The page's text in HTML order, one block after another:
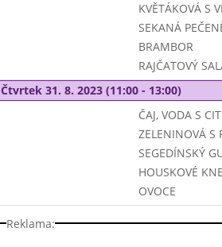
KVĚTÁKOVÁ S
SEKANÁ
BRAMBOR
RAJČATOVÝ
Čtvrtek 31. 8. 2023 (11:00 - 13:00)
ČAJ, VODA S
ZELENINOVÁ S
SEGEDÍNSKÝ
HOUSKOVÉ
OVOCE
Reklama: